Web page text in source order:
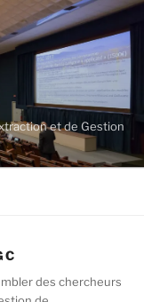
et de Gestion
des chercheurs